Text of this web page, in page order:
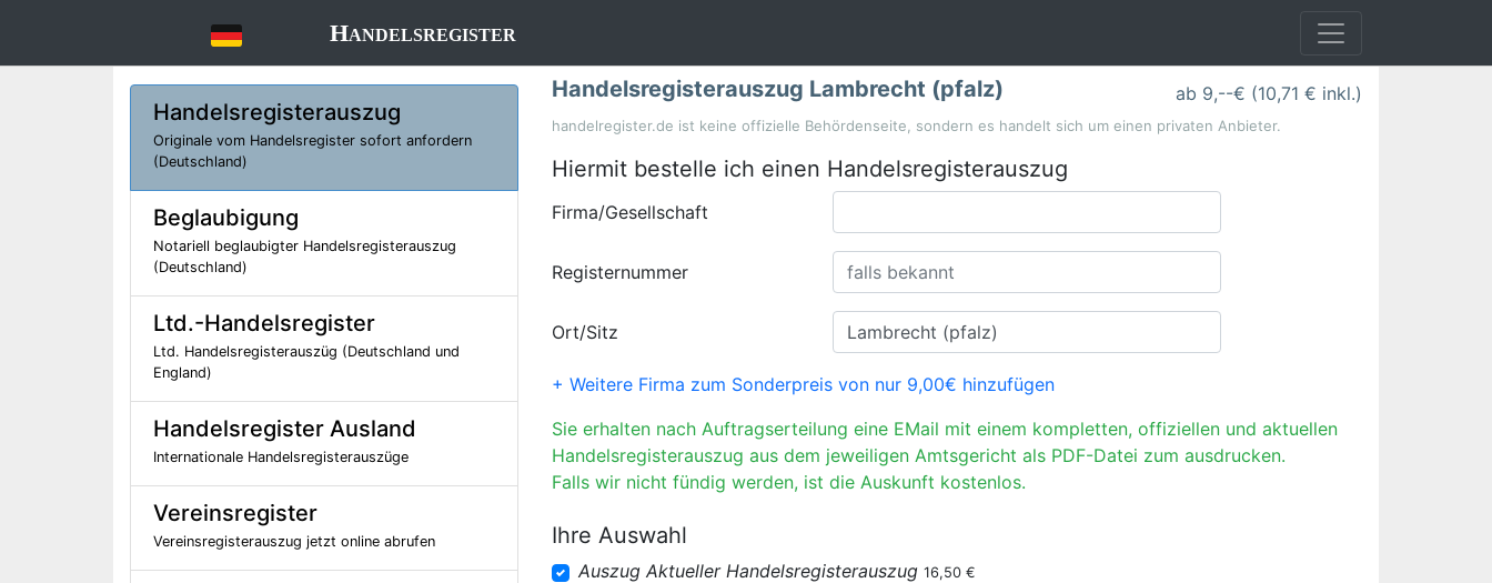
Handelsregister
Handelsregisterauszug
Originale vom Handelsregister sofort anfordern
(Deutschland)
Beglaubigung
Notariell beglaubigter Handelsregisterauszug
(Deutschland)
Ltd.-Handelsregister
Ltd. Handelsregisterauszüg (Deutschland und
England)
Handelsregister Ausland
Internationale Handelsregisterauszüge
Vereinsregister
Vereinsregisterauszug jetzt online abrufen
Handelsregisterauszug Lambrecht (pfalz) ab 9,--€ (10,71 € inkl.)
handelregister.de ist keine offizielle Behördenseite, sondern es handelt sich um einen privaten Anbieter.
Hiermit bestelle ich einen Handelsregisterauszug
Firma/Gesellschaft
Registernummer
Ort/Sitz
+ Weitere Firma zum Sonderpreis von nur 9,00€ hinzufügen
Sie erhalten nach Auftragserteilung eine EMail mit einem kompletten, offiziellen und aktuellen
Handelsregisterauszug aus dem jeweiligen Amtsgericht als PDF-Datei zum ausdrucken.
Falls wir nicht fündig werden, ist die Auskunft kostenlos.
Ihre Auswahl
Auszug Aktueller Handelsregisterauszug 16,50 €